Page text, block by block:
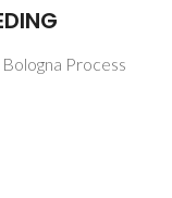
Process